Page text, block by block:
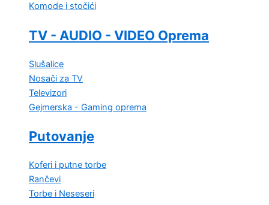
Komode i stočići
TV - AUDIO - VIDEO Oprema
Slušalice
Nosači za TV
Televizori
Gejmerska - Gaming oprema
Putovanje
Koferi i putne torbe
Rančevi
Torbe i Neseseri